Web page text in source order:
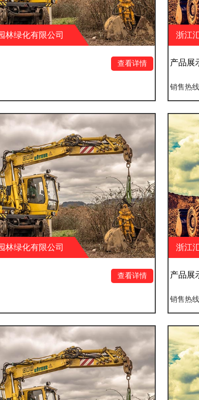
浙江汇春园林绿化有限公司
产品展示九
浙江汇春园林绿化有限公司
产品展示五